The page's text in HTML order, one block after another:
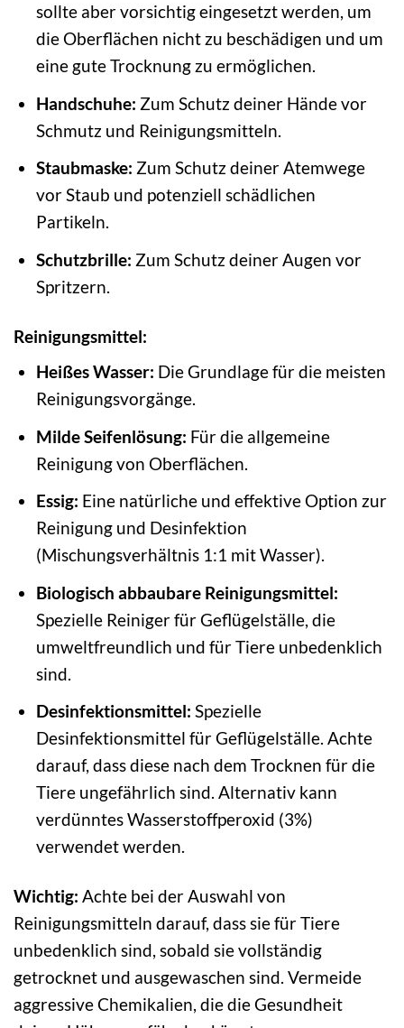
sollte aber vorsichtig eingesetzt werden, um
die Oberflächen nicht zu beschädigen und um
eine gute Trocknung zu ermöglichen.
Handschuhe: Zum Schutz deiner Hände vor
Schmutz und Reinigungsmitteln.
Staubmaske: Zum Schutz deiner Atemwege
vor Staub und potenziell schädlichen
Partikeln.
Schutzbrille: Zum Schutz deiner Augen vor
Spritzern.
Reinigungsmittel:
Heißes Wasser: Die Grundlage für die meisten
Reinigungsvorgänge.
Milde Seifenlösung: Für die allgemeine
Reinigung von Oberflächen.
Essig: Eine natürliche und effektive Option zur
Reinigung und Desinfektion
(Mischungsverhältnis 1:1 mit Wasser).
Biologisch abbaubare Reinigungsmittel:
Spezielle Reiniger für Geflügelställe, die
umweltfreundlich und für Tiere unbedenklich
sind.
Desinfektionsmittel: Spezielle
Desinfektionsmittel für Geflügelställe. Achte
darauf, dass diese nach dem Trocknen für die
Tiere ungefährlich sind. Alternativ kann
verdünntes Wasserstoffperoxid (3%)
verwendet werden.
Wichtig: Achte bei der Auswahl von
Reinigungsmitteln darauf, dass sie für Tiere
unbedenklich sind, sobald sie vollständig
getrocknet und ausgewaschen sind. Vermeide
aggressive Chemikalien, die die Gesundheit